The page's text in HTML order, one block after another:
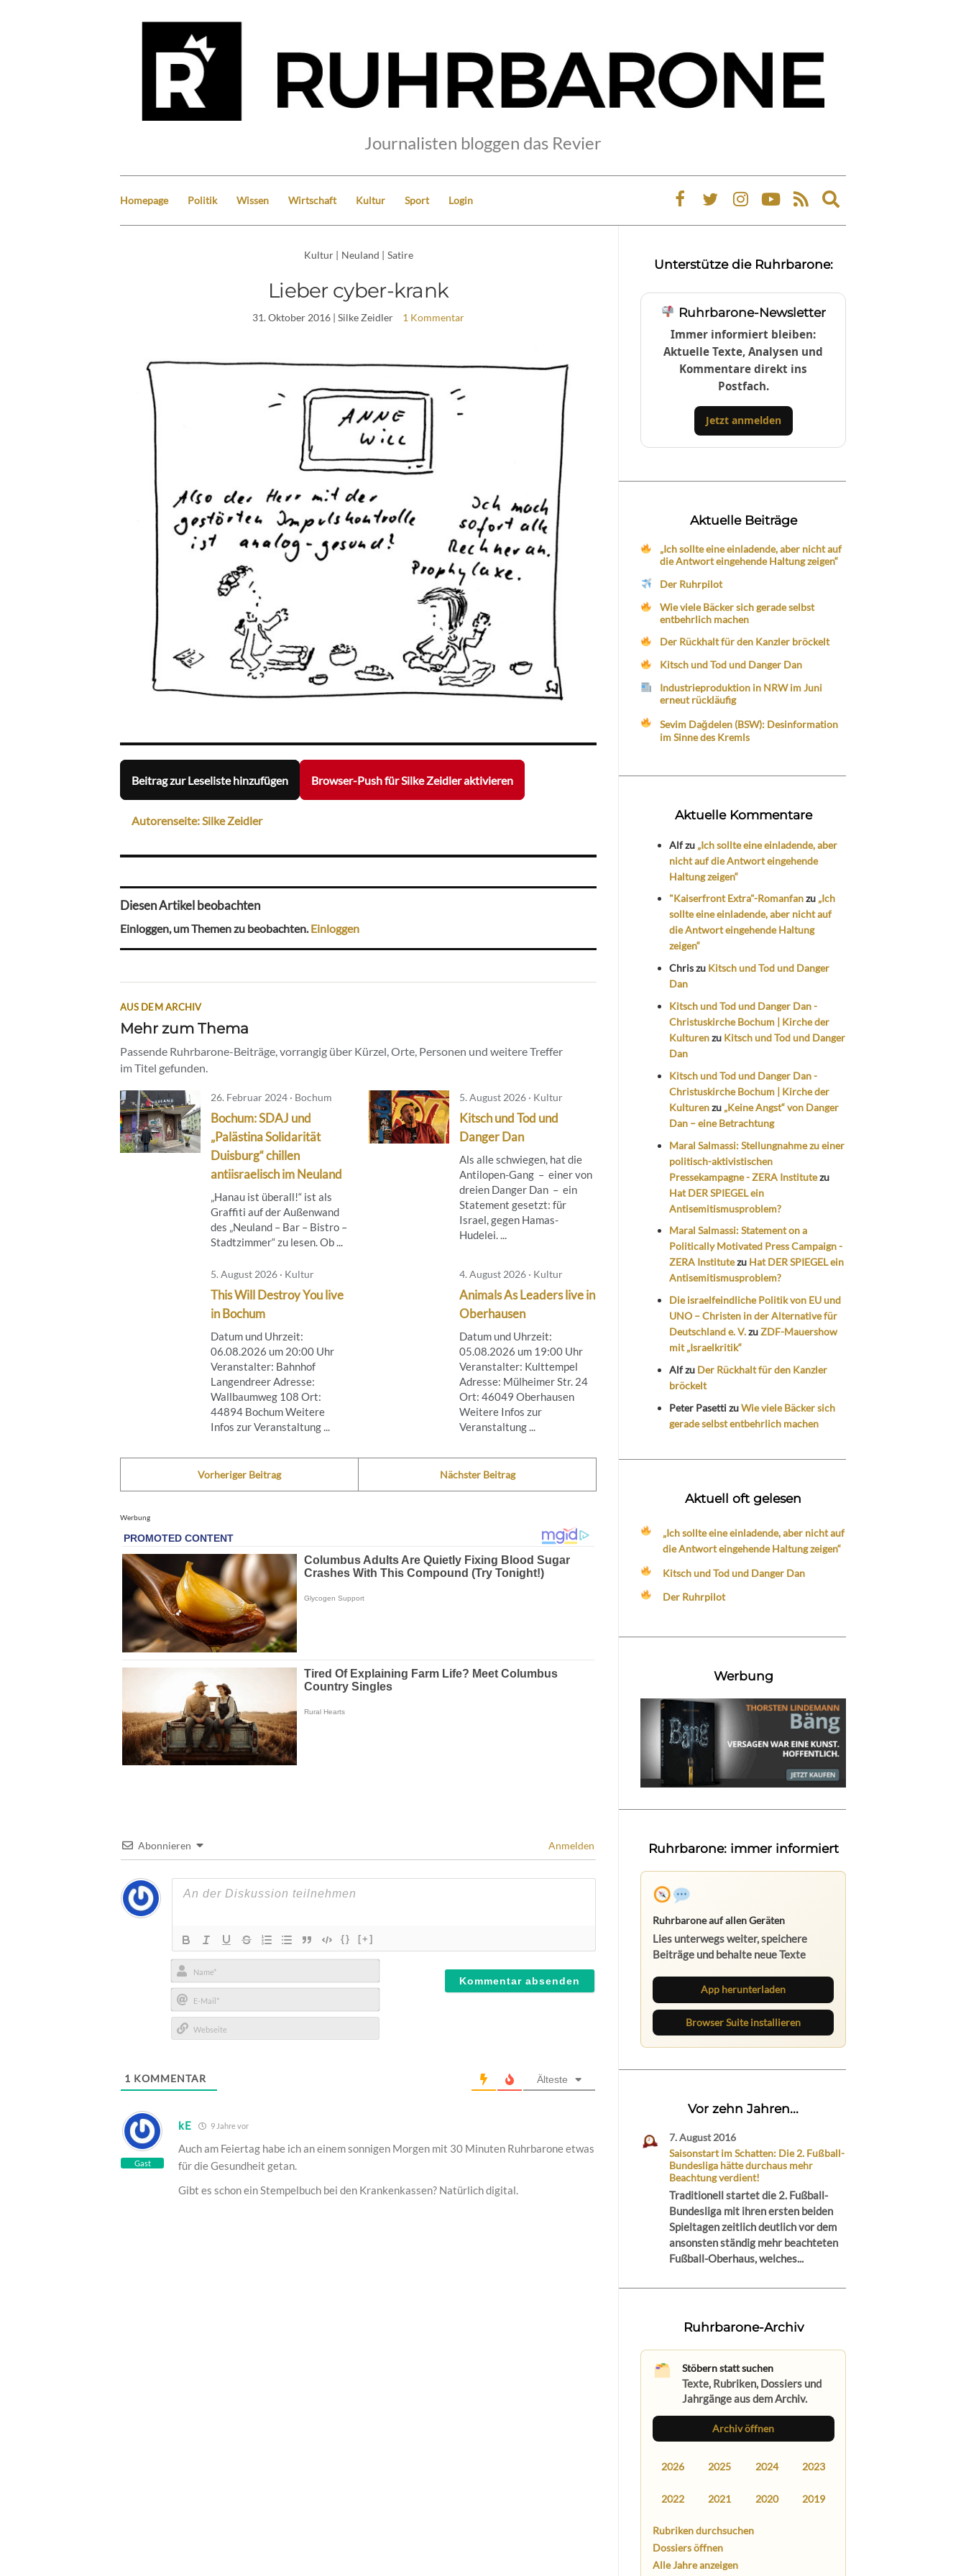
Journalisten bloggen das Revier
Homepage Politik Wissen Wirtschaft Kultur Sport Login
Expand
search
Kultur | Neuland | Satire
Lieber cyber-krank
31. Oktober 2016 | Silke Zeidler 1 Kommentar
Beitrag zur Leseliste hinzufügen Browser-Push für Silke Zeidler aktivieren
Autorenseite: Silke Zeidler
Diesen Artikel beobachten
Einloggen, um Themen zu beobachten.Einloggen
AUS DEM ARCHIV
Mehr zum Thema
Passende Ruhrbarone-Beiträge, vorrangig über Kürzel, Orte, Personen und weitere Treffer
im Titel gefunden.
26. Februar 2024 · Bochum
Bochum: SDAJ und
„Palästina Solidarität
Duisburg“ chillen
antiisraelisch im Neuland
„Hanau ist überall!“ ist als
Graffiti auf der Außenwand
des „Neuland – Bar – Bistro –
Stadtzimmer“ zu lesen. Ob ...
5. August 2026 · Kultur
Kitsch und Tod und
Danger Dan
Als alle schwiegen, hat die
Antilopen-Gang – einer von
dreien Danger Dan – ein
Statement gesetzt: für
Israel, gegen Hamas-
Hudelei. ...
5. August 2026 · Kultur
This Will Destroy You live
in Bochum
Datum und Uhrzeit:
06.08.2026 um 20:00 Uhr
Veranstalter: Bahnhof
Langendreer Adresse:
Wallbaumweg 108 Ort:
44894 Bochum Weitere
Infos zur Veranstaltung ...
4. August 2026 · Kultur
Animals As Leaders live in
Oberhausen
Datum und Uhrzeit:
05.08.2026 um 19:00 Uhr
Veranstalter: Kulttempel
Adresse: Mülheimer Str. 24
Ort: 46049 Oberhausen
Weitere Infos zur
Veranstaltung ...
Vorheriger Beitrag Nächster Beitrag
Werbung
Abonnieren Anmelden
{} [+]
Name*
E-
Mail*
1 KOMMENTAR Älteste
Gast
kE 9 Jahre vor
Auch am Feiertag habe ich an einem sonnigen Morgen mit 30 Minuten Ruhrbarone etwas
für die Gesundheit getan.
Gibt es schon ein Stempelbuch bei den Krankenkassen? Natürlich digital.
Unterstütze die Ruhrbarone:
Ruhrbarone-Newsletter
Immer informiert bleiben:
Aktuelle Texte, Analysen und
Kommentare direkt ins
Postfach.
Jetzt anmelden
Aktuelle Beiträge
„Ich sollte eine einladende, aber nicht auf
die Antwort eingehende Haltung zeigen“
Der Ruhrpilot
Wie viele Bäcker sich gerade selbst
entbehrlich machen
Der Rückhalt für den Kanzler bröckelt
Kitsch und Tod und Danger Dan
Industrieproduktion in NRW im Juni
erneut rückläufig
Sevim Dağdelen (BSW): Desinformation
im Sinne des Kremls
Aktuelle Kommentare
Alfzu „Ich sollte eine einladende, aber
nicht auf die Antwort eingehende
Haltung zeigen“
"Kaiserfront Extra"-Romanfanzu „Ich
sollte eine einladende, aber nicht auf
die Antwort eingehende Haltung
zeigen“
Chriszu Kitsch und Tod und Danger
Dan
Kitsch und Tod und Danger Dan -
Christuskirche Bochum | Kirche der
Kulturenzu Kitsch und Tod und Danger
Dan
Kitsch und Tod und Danger Dan -
Christuskirche Bochum | Kirche der
Kulturenzu „Keine Angst“ von Danger
Dan – eine Betrachtung
Maral Salmassi: Stellungnahme zu einer
politisch-aktivistischen
Pressekampagne - ZERA Institutezu
Hat DER SPIEGEL ein
Antisemitismusproblem?
Maral Salmassi: Statement on a
Politically Motivated Press Campaign -
ZERA Institutezu Hat DER SPIEGEL ein
Antisemitismusproblem?
Die israelfeindliche Politik von EU und
UNO – Christen in der Alternative für
Deutschland e. V.zuZDF-Mauershow
mit „Israelkritik“
Alfzu Der Rückhalt für den Kanzler
bröckelt
Peter PasettizuWie viele Bäcker sich
gerade selbst entbehrlich machen
Aktuell oft gelesen
„Ich sollte eine einladende, aber nicht auf
die Antwort eingehende Haltung zeigen“
Kitsch und Tod und Danger Dan
Der Ruhrpilot
Werbung
Ruhrbarone: immer informiert
Ruhrbarone auf allen Geräten
Lies unterwegs weiter, speichere
Beiträge und behalte neue Texte
App herunterladen
Browser Suite installieren
Vor zehn Jahren...
7. August 2016
Saisonstart im Schatten: Die 2. Fußball-
Bundesliga hätte durchaus mehr
Beachtung verdient!
Traditionell startet die 2. Fußball-
Bundesliga mit ihren ersten beiden
Spieltagen zeitlich deutlich vor dem
ansonsten ständig mehr beachteten
Fußball-Oberhaus, welches...
Ruhrbarone-Archiv
Stöbern statt suchen
Texte, Rubriken, Dossiers und
Jahrgänge aus dem Archiv.
Archiv öffnen
2026 2025 2024 2023
2022 2021 2020 2019
Rubriken durchsuchen
Dossiers öffnen
Alle Jahre anzeigen